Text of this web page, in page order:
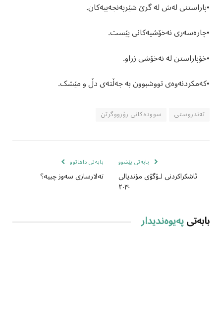
•پاراستنی لەش لە گرێ شێرپەنجەییەکان.
•چارەسەری نەخۆشیەکانی پێست.
•خۆپاراستن لە نەخۆشی زراو.
•کەمکردنەوەی تووشبوون بە جەڵتەی دڵ و مێشک.
تەندروستی سوودەکانی رۆژووگرتن
بابەتی پێشوو
ئاشکراکردنی لۆگۆی مۆندیالی
٢٠٣٠
بابەتی داهاتوو
تەلارسازی سەوز چییە؟
بابەتیپەیوەندیدار